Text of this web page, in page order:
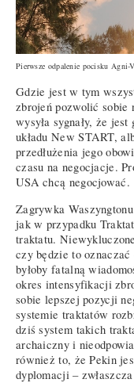
Pierwsze odpalenie pocisku
Gdzie jest w tym
zbrojeń pozwolić sobie
wysyła sygnały, że
układu New START,
przedłużenia jego
czasu na negocjacje.
USA chcą negocjować.
Zagrywka
jak w przypadku
traktatu.
czy będzie to oznaczać
byłoby fatalną
okres intensyfikacji
sobie lepszej pozycji
systemie traktatów
dziś system takich
archaiczny i
również to, że Pekin
dyplomacji –